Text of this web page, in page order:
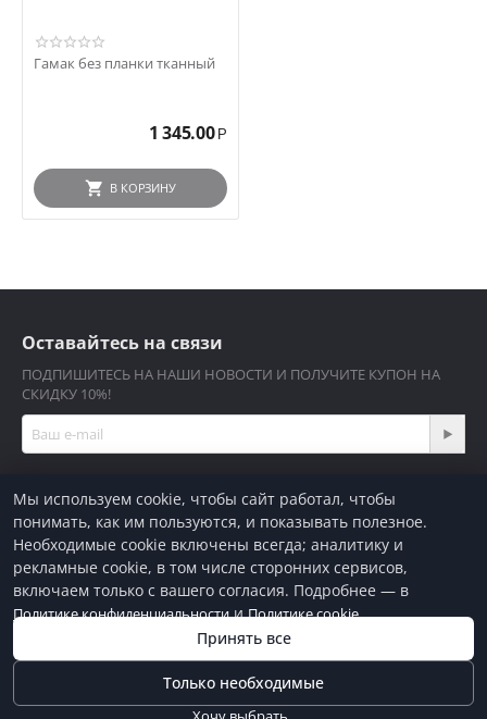
Гамак без планки тканный
1 345.00 Р
В КОРЗИНУ
Оставайтесь на связи
ПОДПИШИТЕСЬ НА НАШИ НОВОСТИ И ПОЛУЧИТЕ КУПОН НА
СКИДКУ 10%!
Кабинет покупателя
Магазин
© 2008-2026 Большой Фейерверк. Информация на сайте не
является публичной офертой. Перед оплатой, цены и наличие
Мы используем cookie, чтобы сайт работал, чтобы
понимать, как им пользуются, и показывать полезное.
Необходимые cookie включены всегда; аналитику и
рекламные cookie, в том числе сторонних сервисов,
включаем только с вашего согласия. Подробнее — в
Политике конфиденциальностииПолитике cookie.
Только необходимые
Принять все